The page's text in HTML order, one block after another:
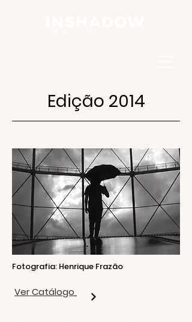
Edição 2014
Fotografia: Henrique Frazão
Ver Catálogo